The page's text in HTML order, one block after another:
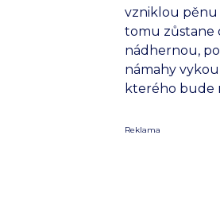
vzniklou pěnu
tomu zůstane
nádhernou,
námahy
kterého bude
Reklama